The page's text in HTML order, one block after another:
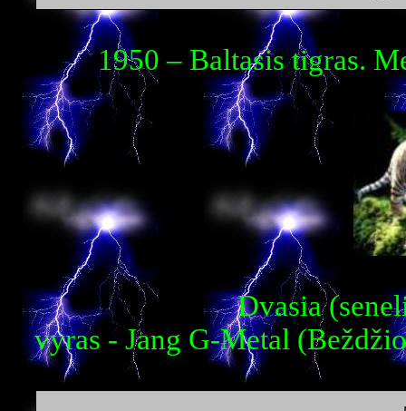
1950 – Baltasis tigras.
Dvasia
vyras - Jang G-Metal